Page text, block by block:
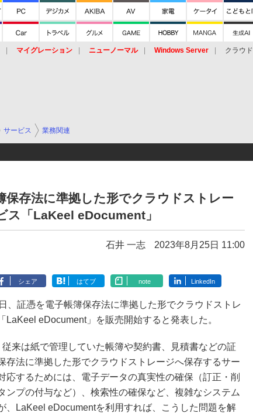
マイグレーション ニューノーマル Windows Server クラウド
サービス 業務関連
保存法に準拠した形でクラウドストレー
ス「LaKeel eDocument」
石井 一志 2023年8月25日 11:00
シェア はてブ note LinkedIn
、証憑を電子帳簿保存法に準拠した形でクラウドストレ
LaKeel eDocument」を販売開始すると発表した。
来は紙で管理していた帳簿や契約書、見積書などの証
存法に準拠した形でクラウドストレージへ保存するサー
応するためには、電子データの真実性の確保（訂正・削
ンプの付与など）、検索性の確保など、複雑なシステム
、LaKeel eDocumentを利用すれば、こうした問題を解